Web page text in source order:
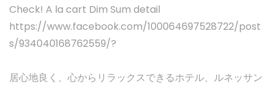
Check! A la cart Dim Sum detail
https://www.facebook.com/100064697528722/post
s/934040168762559/?
居心地良く、心からリラックスできるホテル、ルネッサン